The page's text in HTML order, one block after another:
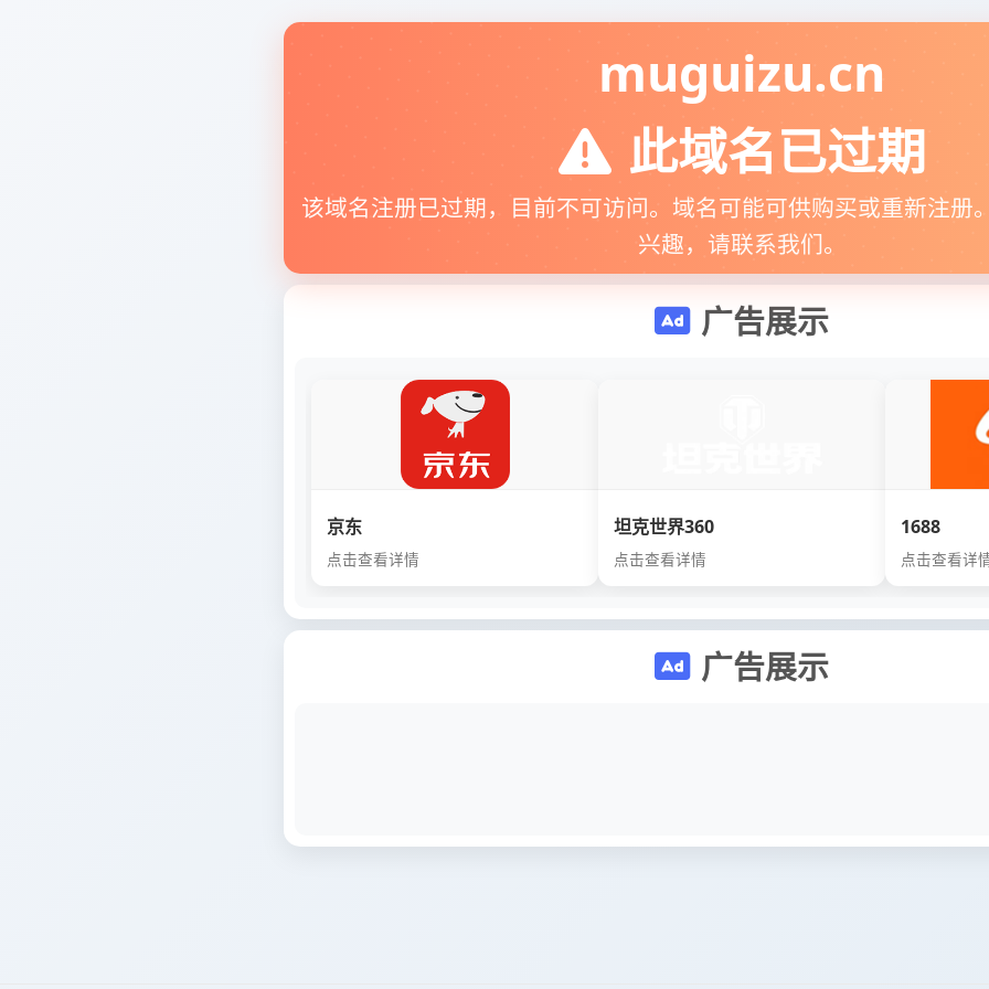
muguizu.cn
此域名已过期
该域名注册已过期，目前不可访问。域名可能可供购买或重新注册
兴趣，请联系我们。
广告展示
京东
点击查看详情
坦克世界360
点击查看详情
1688
点击查看详
广告展示